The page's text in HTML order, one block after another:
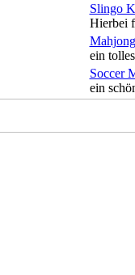
Slingo
Hierbei
ein
Soccer
ein